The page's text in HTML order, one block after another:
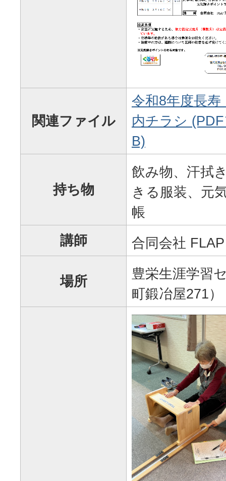
関連ファイル
令和8年度長
内チラシ
B)
持ち物
飲み物、汗拭
きる服装、元
帳
講師
合同会社
場所
豊栄生涯学習
町鍛冶屋271）